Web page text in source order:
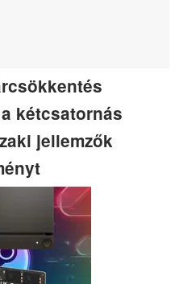
kétcsatornás
jellemzők